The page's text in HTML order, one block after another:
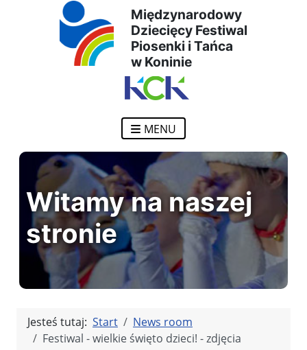
treści
głównej
menu
nawigacyjnego
wyszukiwarki
mapy
strony
Międzynarodowy
Dziecięcy Festiwal
Piosenki i Tańca
w Koninie
MENU
Witamy na naszej
stronie
Jesteś tutaj: Start
News room
Festiwal - wielkie święto dzieci! - zdjęcia